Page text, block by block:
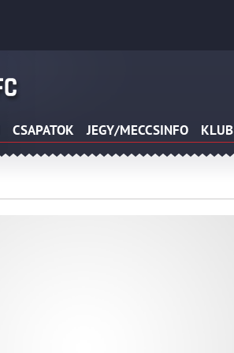
CSAPATOK JEGY/MECCSINFO KLUB